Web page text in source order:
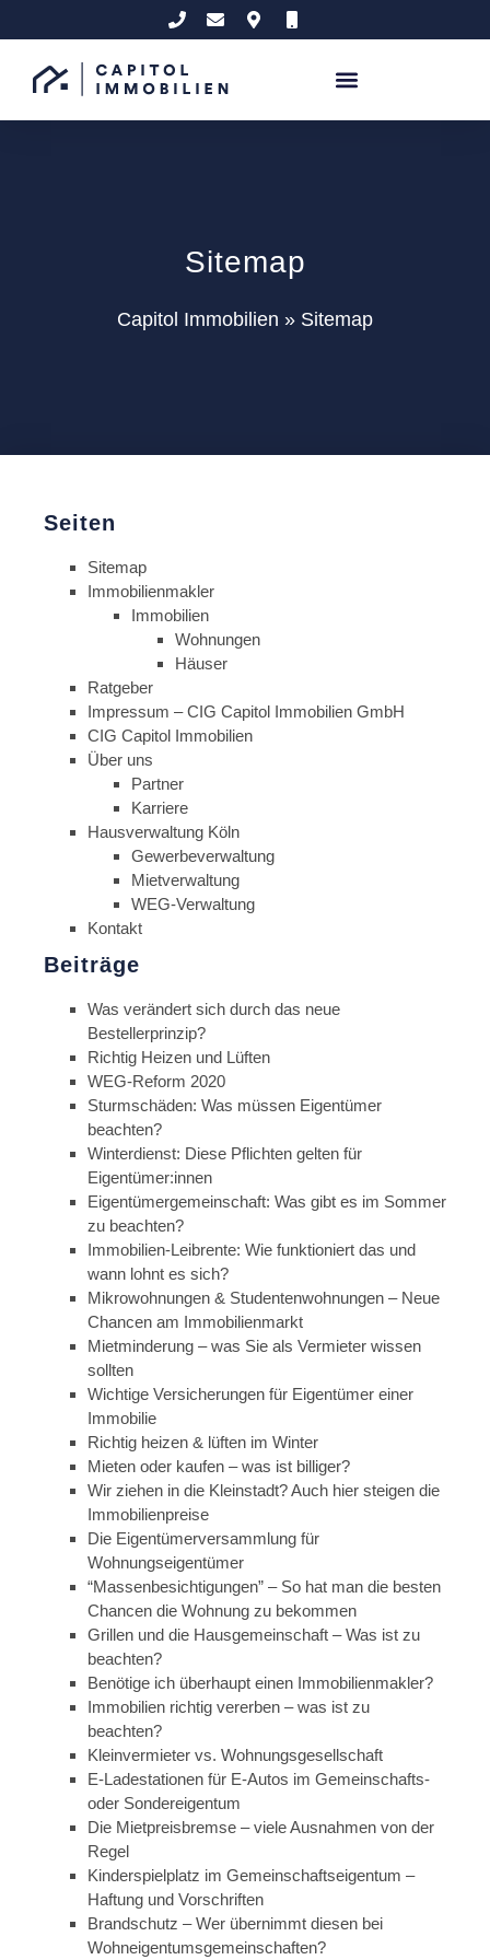
Sitemap
Capitol Immobilien » Sitemap
Seiten
Sitemap
Immobilienmakler
Immobilien
Wohnungen
Häuser
Ratgeber
Impressum – CIG Capitol Immobilien GmbH
CIG Capitol Immobilien
Über uns
Partner
Karriere
Hausverwaltung Köln
Gewerbeverwaltung
Mietverwaltung
WEG-Verwaltung
Kontakt
Beiträge
Was verändert sich durch das neue
Bestellerprinzip?
Richtig Heizen und Lüften
WEG-Reform 2020
Sturmschäden: Was müssen Eigentümer
beachten?
Winterdienst: Diese Pflichten gelten für
Eigentümer:innen
Eigentümergemeinschaft: Was gibt es im Sommer
zu beachten?
Immobilien-Leibrente: Wie funktioniert das und
wann lohnt es sich?
Mikrowohnungen & Studentenwohnungen – Neue
Chancen am Immobilienmarkt
Mietminderung – was Sie als Vermieter wissen
sollten
Wichtige Versicherungen für Eigentümer einer
Immobilie
Richtig heizen & lüften im Winter
Mieten oder kaufen – was ist billiger?
Wir ziehen in die Kleinstadt? Auch hier steigen die
Immobilienpreise
Die Eigentümerversammlung für
Wohnungseigentümer
“Massenbesichtigungen” – So hat man die besten
Chancen die Wohnung zu bekommen
Grillen und die Hausgemeinschaft – Was ist zu
beachten?
Benötige ich überhaupt einen Immobilienmakler?
Immobilien richtig vererben – was ist zu
beachten?
Kleinvermieter vs. Wohnungsgesellschaft
E-Ladestationen für E-Autos im Gemeinschafts-
oder Sondereigentum
Die Mietpreisbremse – viele Ausnahmen von der
Regel
Kinderspielplatz im Gemeinschaftseigentum –
Haftung und Vorschriften
Brandschutz – Wer übernimmt diesen bei
Wohneigentumsgemeinschaften?